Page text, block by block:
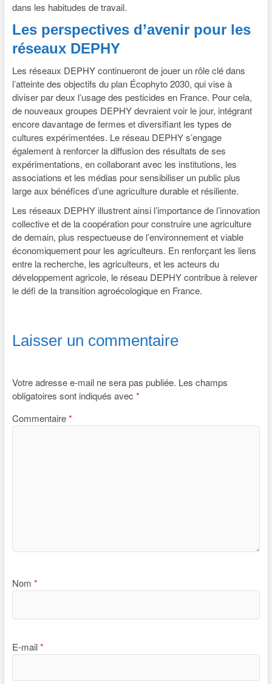
dans les habitudes de travail.
Les perspectives d’avenir pour les
réseaux DEPHY
Les réseaux DEPHY continueront de jouer un rôle clé dans
l’atteinte des objectifs du plan Écophyto 2030, qui vise à
diviser par deux l’usage des pesticides en France. Pour cela,
de nouveaux groupes DEPHY devraient voir le jour, intégrant
encore davantage de fermes et diversifiant les types de
cultures expérimentées. Le réseau DEPHY s’engage
également à renforcer la diffusion des résultats de ses
expérimentations, en collaborant avec les institutions, les
associations et les médias pour sensibiliser un public plus
large aux bénéfices d’une agriculture durable et résiliente.
Les réseaux DEPHY illustrent ainsi l’importance de l’innovation
collective et de la coopération pour construire une agriculture
de demain, plus respectueuse de l’environnement et viable
économiquement pour les agriculteurs. En renforçant les liens
entre la recherche, les agriculteurs, et les acteurs du
développement agricole, le réseau DEPHY contribue à relever
le défi de la transition agroécologique en France.
Laisser un commentaire
Votre adresse e-mail ne sera pas publiée. Les champs
obligatoires sont indiqués avec *
Commentaire*
Nom *
E-mail*